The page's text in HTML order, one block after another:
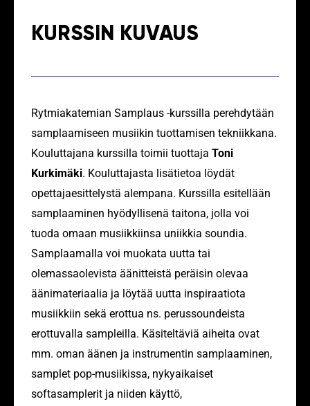
KURSSIN KUVAUS
Rytmiakatemian Samplaus -kurssilla perehdytään
samplaamiseen musiikin tuottamisen tekniikkana.
Kouluttajana kurssilla toimii tuottaja Toni
Kurkimäki. Kouluttajasta lisätietoa löydät
opettajaesittelystä alempana. Kurssilla esitellään
samplaaminen hyödyllisenä taitona, jolla voi
tuoda omaan musiikkiinsa uniikkia soundia.
Samplaamalla voi muokata uutta tai
olemassaolevista äänitteistä peräisin olevaa
äänimateriaalia ja löytää uutta inspiraatiota
musiikkiin sekä erottua ns. perussoundeista
erottuvalla sampleilla. Käsiteltäviä aiheita ovat
mm. oman äänen ja instrumentin samplaaminen,
samplet pop-musiikissa, nykyaikaiset
softasamplerit ja niiden käyttö,